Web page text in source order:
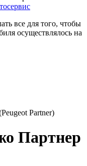
все для того, чтобы
осуществлялось на
Partner)
Партнер